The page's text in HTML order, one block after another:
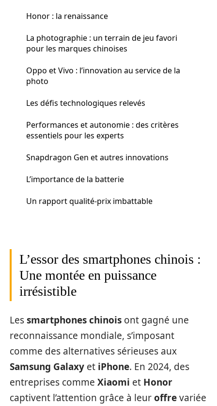
Honor : la renaissance
La photographie : un terrain de jeu favori
pour les marques chinoises
Oppo et Vivo : l’innovation au service de la
photo
Les défis technologiques relevés
Performances et autonomie : des critères
essentiels pour les experts
Snapdragon Gen et autres innovations
L’importance de la batterie
Un rapport qualité-prix imbattable
L’essor des smartphones chinois :
Une montée en puissance
irrésistible
Lessmartphones chinois ont gagné une
reconnaissance mondiale, s’imposant
comme des alternatives sérieuses aux
Samsung Galaxy et iPhone. En 2024, des
entreprises comme Xiaomi et Honor
captivent l’attention grâce à leuroffrevariée